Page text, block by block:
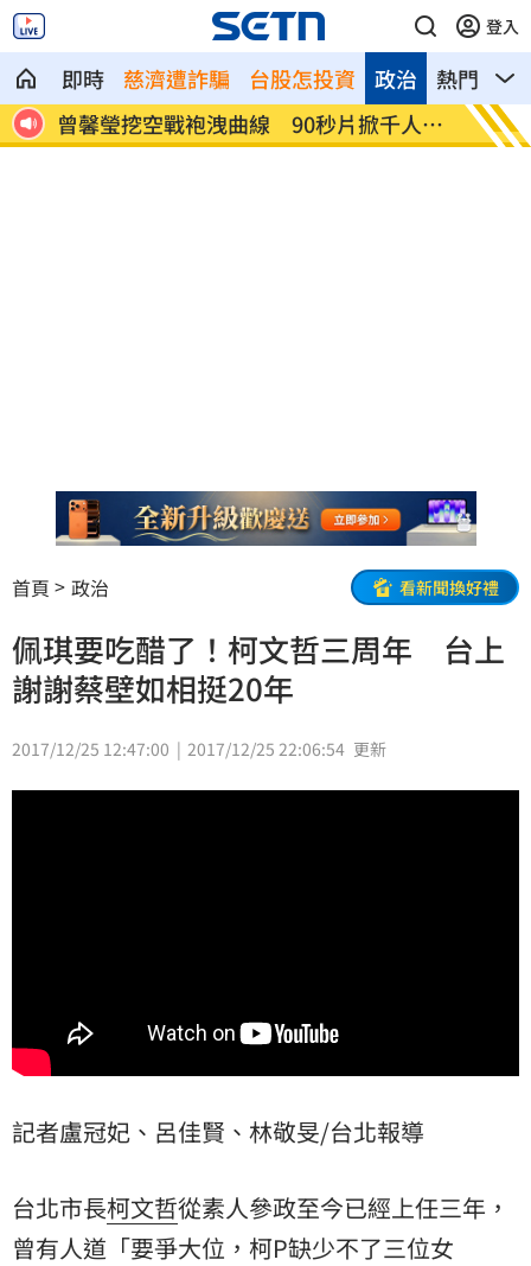
登入
即時 慈濟遭詐騙 台股怎投資 熱門 影
政治
曾馨瑩挖空戰袍洩曲線 90秒片掀千人朝
聖
前夫
訴
首頁 政治 看新聞換好禮
佩琪要吃醋了！柯文哲三周年 台上
謝謝蔡壁如相挺20年
2017/12/25 12:47:00 2017/12/25 22:06:54 更新
記者盧冠妃、呂佳賢、林敬旻/台北報導
台北市長柯文哲從素人參政至今已經上任三年，
曾有人道「要爭大位，柯P缺少不了三位女